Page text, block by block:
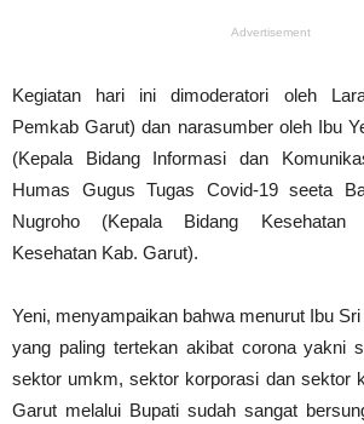
Advertisement
Kegiatan hari ini dimoderatori oleh
Pemkab Garut) dan narasumber oleh Ibu
(Kepala Bidang Informasi dan
Humas Gugus Tugas Covid-19 seeta
Nugroho (Kepala Bidang Kesehatan
Kesehatan Kab. Garut).
Yeni, menyampaikan bahwa menurut Ibu
yang paling tertekan akibat corona yakni
sektor umkm, sektor korporasi dan sektor
Garut melalui Bupati sudah sangat